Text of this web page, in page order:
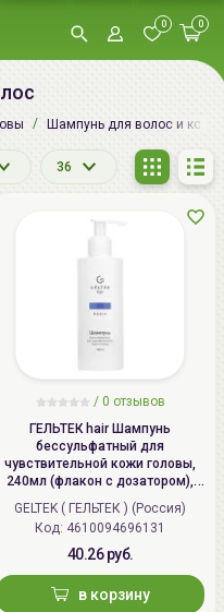
0 0
Шампунь для волос и кожи
36
/ 0 отзывов
ГЕЛЬТЕК hair Шампунь
бессульфатный для
чувствительной кожи головы,
240мл (флакон с дозатором),
GELTEK ( ГЕЛЬТЕК ) (Россия)
Код: 4610094696131
40.26 руб.
в корзину